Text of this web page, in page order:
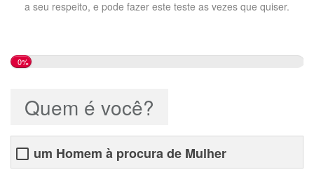
a seu respeito, e pode fazer este teste as vezes que quiser.
0%
Quem é você?
um Homem à procura de Mulher